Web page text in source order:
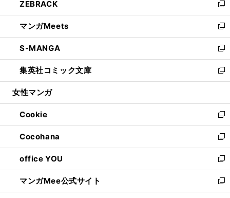
く
で
開
く
ド
ウ
で
開
く
ィ
ン
ド
ウ
で
開
く
い
ウ
ィ
ン
ド
ウ
で
開
ZEBRACK
新
し
い
ウ
ィ
ン
ド
ウ
開
く
マンガMeets
新
し
い
ウ
ィ
ン
ウ
で
開
く
S-MANGA
新
し
い
ウ
ン
ド
ウ
で
開
く
集英社コミック文庫
新
し
ウ
ィ
ン
ド
ウ
で
開
く
女性マンガ
Cookie
新
し
い
ウ
ィ
ン
ド
ウ
Cocohana
新
し
い
ウ
ィ
ン
office YOU
新
し
い
ウ
マンガMee公式サイト
新
し